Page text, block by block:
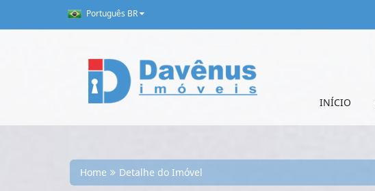
Português BR
INÍCIO
Home Detalhe do Imóvel